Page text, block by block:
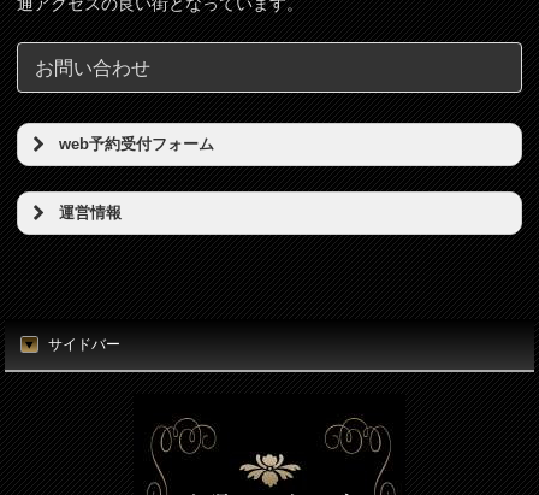
通アクセスの良い街となっています。
お問い合わせ
web予約受付フォーム
予約希望日（必須）
時刻（必須）
お名前（必須）
メールアドレス（必須）
運営情報
店名
東京リンパの壺
所在地
東京都港区新橋5丁目5番地3号
電話番号
080-7812-3053
サイドバー